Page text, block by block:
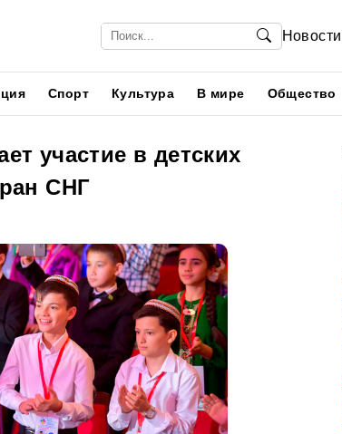
Новости
Спорт Культура В мире Общество
участие в детских
СНГ